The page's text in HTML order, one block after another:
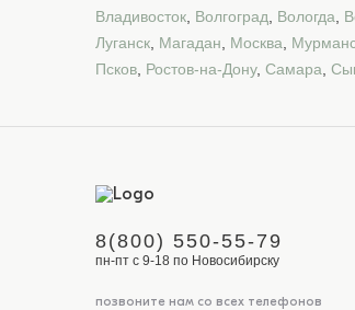
Владивосток Волгоград Вологда
Луганск Магадан Москва
Псков Ростов-на-Дону, Самара
8(800) 550-55-79
пн-пт с 9-18 по Новосибирску
позвоните нам со всех телефонов